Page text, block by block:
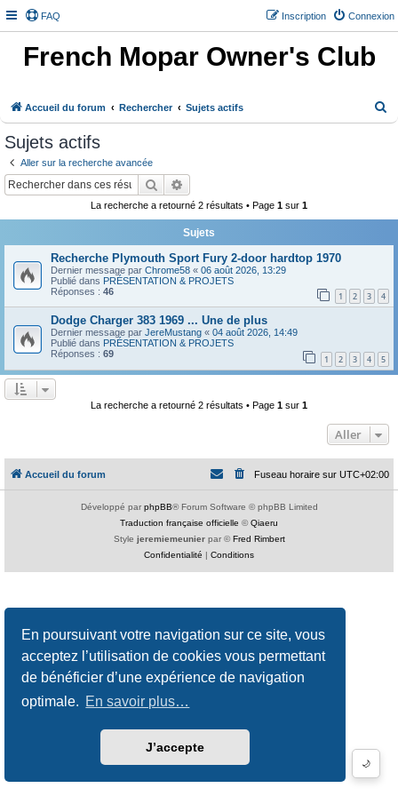
En poursuivant votre navigation sur ce site, vous
acceptez l’utilisation de cookies vous permettant
de bénéficier d’une expérience de navigation
optimale. En savoir plus…
J’accepte
FAQ Connexion
Inscription
French Mopar Owner's Club
Accueil du forum Rechercher Sujets actifs
🌙
Sujets actifs
Aller sur la recherche avancée
Rechercher
La recherche a retourné 2 résultats • Page 1 sur 1
Sujets
Recherche Plymouth Sport Fury 2-door hardtop 1970
Dernier message par Chrome58 « 06 août 2026, 13:29
Publié dans PRÉSENTATION & PROJETS
Réponses : 46 1 2 3 4
Dodge Charger 383 1969 ... Une de plus
Dernier message par JereMustang « 04 août 2026, 14:49
Publié dans PRÉSENTATION & PROJETS
Réponses : 69 1 2 3 4 5
La recherche a retourné 2 résultats • Page 1 sur 1
Aller
Accueil du forum Fuseau horaire sur UTC+02:00
Développé par phpBB® Forum Software © phpBB Limited
Traduction française officielle ©Qiaeru
Style jeremiemeunierpar ©Fred Rimbert
Confidentialité | Conditions